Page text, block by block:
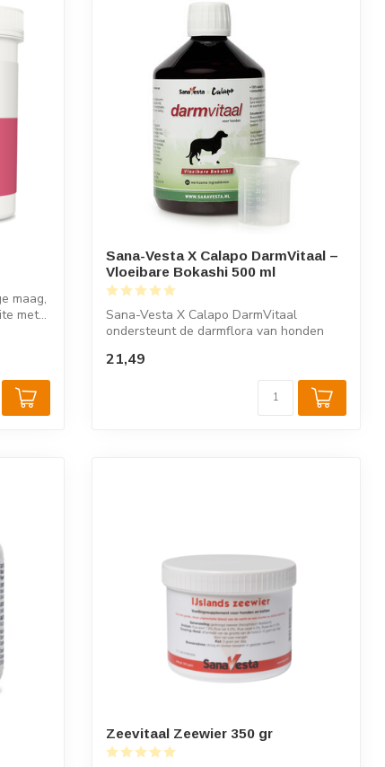
maag,
met...
Sana-Vesta X Calapo DarmVitaal –
Vloeibare Bokashi 500 ml
Sana-Vesta X Calapo DarmVitaal
ondersteunt de darmflora van honden
21,49
Zeevitaal Zeewier 350 gr